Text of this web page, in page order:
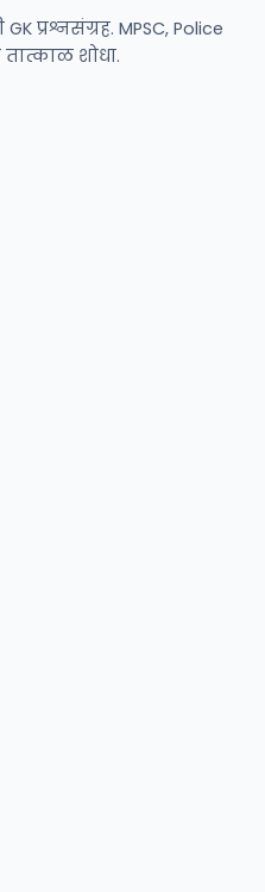
GK प्रश्नसंग्रह. MPSC, Police
तात्काळ शोधा.